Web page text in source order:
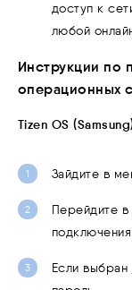
доступ к
любой
Инструкции по
операционных
Tizen OS
Зайдите в
Перейдите в
Если выбран